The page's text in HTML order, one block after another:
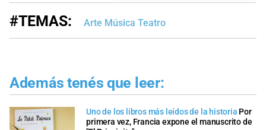
#TEMAS: Arte Música Teatro
Además tenés que leer:
Uno de los libros más leídos de la historia Por
primera vez, Francia expone el manuscrito de